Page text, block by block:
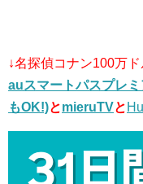
↓名探偵コナン100万
auスマートパスプレ
もOK!)とmieruTVと